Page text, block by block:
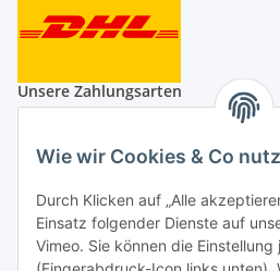
Wie wir Cookies & Co
Durch Klicken auf „Alle
Einsatz folgender Dienste auf
Vimeo. Sie können die
Unsere Zahlungsarten
Auf Nummer sicher